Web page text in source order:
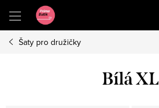
obsah
Šaty pro družičky
Bílá XL